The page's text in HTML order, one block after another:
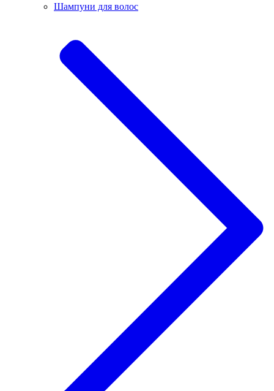
Шампуни для волос